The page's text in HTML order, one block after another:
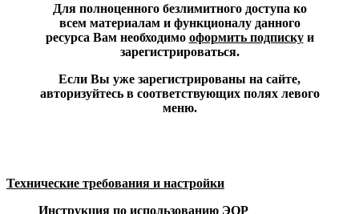
Для полноценного безлимитного доступа ко
всем материалам и функционалу данного
ресурса Вам необходимо оформить подпискуи
зарегистрироваться.
Если Вы уже зарегистрированы на сайте,
авторизуйтесь в соответствующих полях левого
меню.
Технические требования и настройки
Инструкция по использованию ЭОР